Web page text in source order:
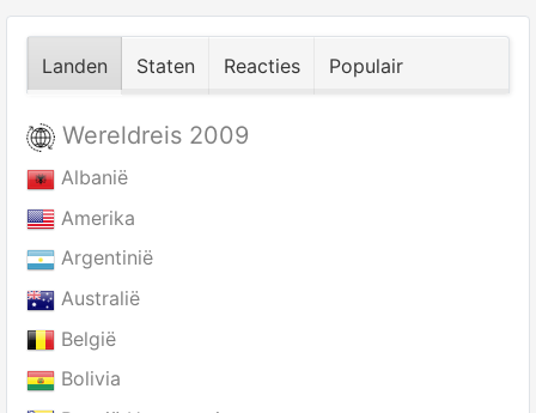
Landen Staten Reacties Populair
Wereldreis 2009
Albanië
Amerika
Argentinië
Australië
België
Bolivia